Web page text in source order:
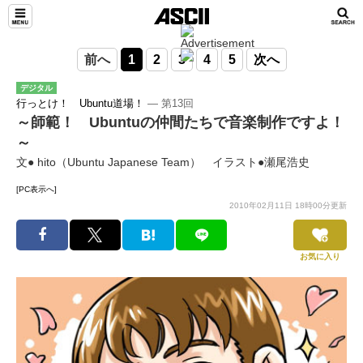
前へ 1 2 3 4 5 次へ
デジタル
行っとけ！ Ubuntu道場！ ― 第13回
～師範！ Ubuntuの仲間たちで音楽制作ですよ！
～
文● hito（Ubuntu Japanese Team） イラスト●瀬尾浩史
[PC表示へ]
2010年02月11日 18時00分更新
お気に入り